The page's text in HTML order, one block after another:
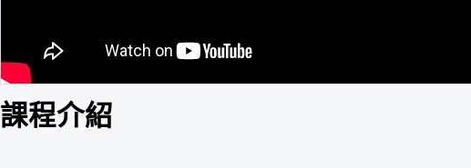
課程介紹